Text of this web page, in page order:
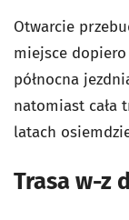
Otwarcie
miejsce dopiero
północna
natomiast cała
latach
Trasa w-z